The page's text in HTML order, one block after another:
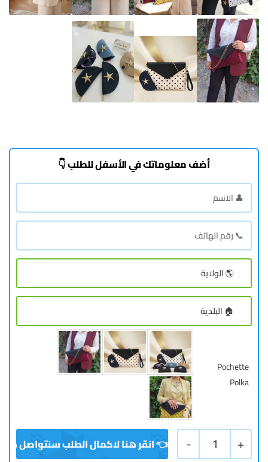
أضف معلوماتك في الأسفل للطلب 👇
Pochette
Polka
+
1
-